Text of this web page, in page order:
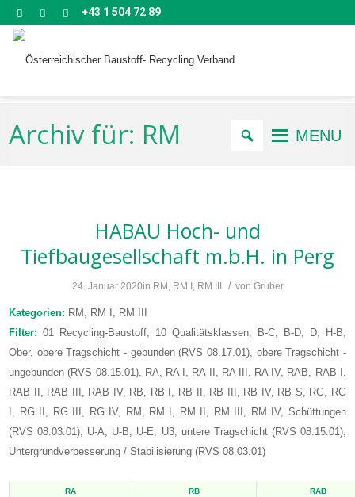
+43 1 504 72 89
MENU
Archiv für: RM
HABAU Hoch- und
Tiefbaugesellschaft m.b.H. in Perg
24. Januar 2020in RM , RM I , RM III / von Gruber
Kategorien: RM, RM I, RM III
Filter:01 Recycling-Baustoff, 10 Qualitätsklassen, B-C, B-D, D, H-B,
Ober, obere Tragschicht - gebunden (RVS 08.17.01), obere Tragschicht -
ungebunden (RVS 08.15.01), RA, RA I, RA II, RA III, RA IV, RAB, RAB I,
RAB II, RAB III, RAB IV, RB, RB I, RB II, RB III, RB IV, RB S, RG, RG
I, RG II, RG III, RG IV, RM, RM I, RM II, RM III, RM IV, Schüttungen
(RVS 08.03.01), U-A, U-B, U-E, U3, untere Tragschicht (RVS 08.15.01),
Untergrundverbesserung / Stabilisierung (RVS 08.03.01)
RA RB RAB